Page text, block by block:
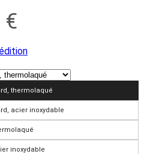
€
thermolaqué
acier inoxydable
inoxydable